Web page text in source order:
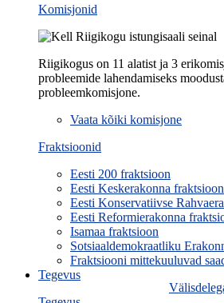
Komisjonid
Riigikogus on 11 alatist ja 3
probleemide lahendamiseks
probleemkomisjone.
Vaata kõiki komisjone
Fraktsioonid
Eesti 200 fraktsioon
Eesti Keskerakonna fraktsioon
Eesti Konservatiivse
Eesti Reformierakonna
Isamaa fraktsioon
Sotsiaaldemokraatliku
Fraktsiooni mittekuuluvad
Tegevus